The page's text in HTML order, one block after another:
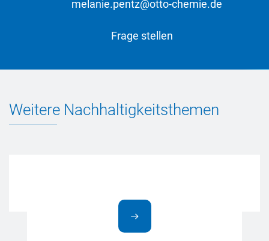
melanie.pentz@otto-chemie.de
Frage stellen
Weitere Nachhaltigkeitsthemen